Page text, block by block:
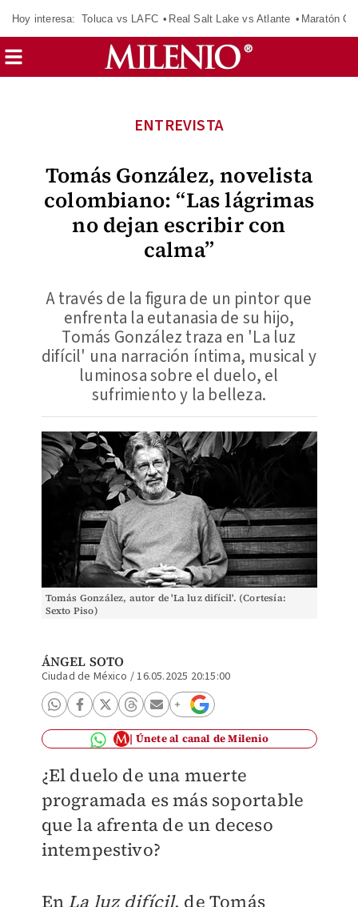
Hoy interesa: Toluca vs LAFC Real Salt Lake vs Atlante Maratón
Tomás González, novelista
colombiano: “Las lágrimas
no dejan escribir con
calma”
ENTREVISTA
A través de la figura de un pintor que
enfrenta la eutanasia de su hijo,
Tomás González traza en 'La luz
difícil' una narración íntima, musical y
luminosa sobre el duelo, el
sufrimiento y la belleza.
Tomás González, autor de 'La luz difícil'. (Cortesía:
Sexto Piso)
ÁNGEL SOTO
Ciudad de México /16.05.2025 20:15:00
Únete al canal de Milenio
¿El duelo de una muerte
programada es más soportable
que la afrenta de un deceso
intempestivo?
En La luz difícil, de Tomás